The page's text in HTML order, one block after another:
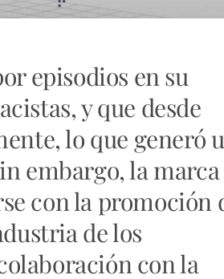
episodios en su
, y que desde
lo que generó
embargo, la marca
con la promoción
de los
con la